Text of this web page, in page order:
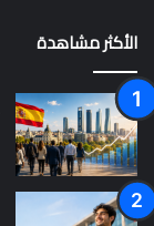
الأكثر مشاهدة